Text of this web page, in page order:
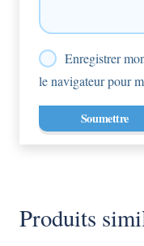
Enregistrer
le navigateur pour
Produits